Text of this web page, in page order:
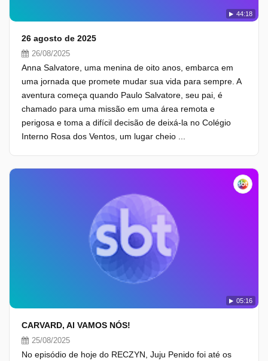
44:18
26 agosto de 2025
26/08/2025
Anna Salvatore, uma menina de oito anos, embarca em
uma jornada que promete mudar sua vida para sempre. A
aventura começa quando Paulo Salvatore, seu pai, é
chamado para uma missão em uma área remota e
perigosa e toma a difícil decisão de deixá-la no Colégio
Interno Rosa dos Ventos, um lugar cheio ...
05:16
CARVARD, AI VAMOS NÓS!
25/08/2025
No episódio de hoje do RECZYN, Juju Penido foi até os